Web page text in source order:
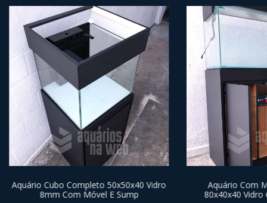
Aquário Cubo Completo 50x50x40 Vidro
8mm Com Móvel E Sump
Aquário Com
80x40x40